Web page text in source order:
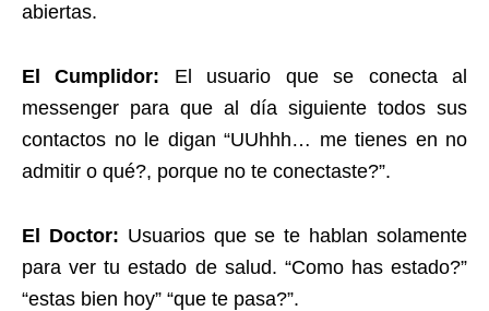
abiertas.
El Cumplidor: El usuario que se conecta al
messenger para que al día siguiente todos sus
contactos no le digan “UUhhh… me tienes en no
admitir o qué?, porque no te conectaste?”.
El Doctor: Usuarios que se te hablan solamente
para ver tu estado de salud. “Como has estado?”
“estas bien hoy” “que te pasa?”.